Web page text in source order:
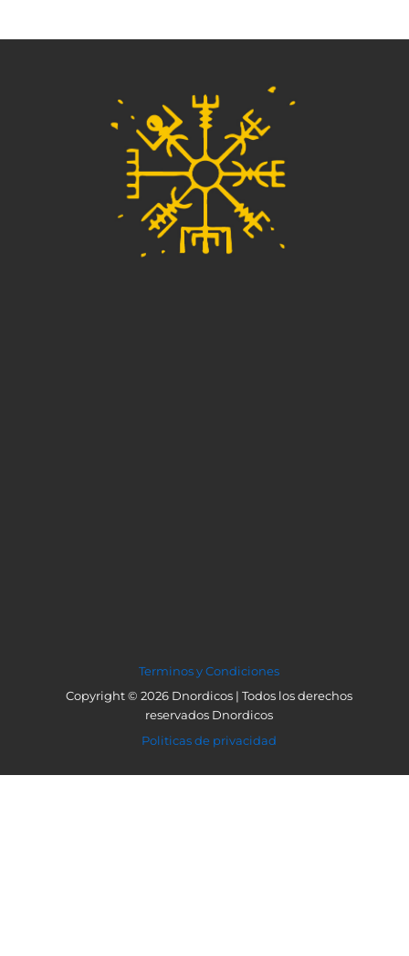
Terminos y Condiciones
Copyright © 2026 Dnordicos | Todos los derechos
reservados Dnordicos
Politicas de privacidad